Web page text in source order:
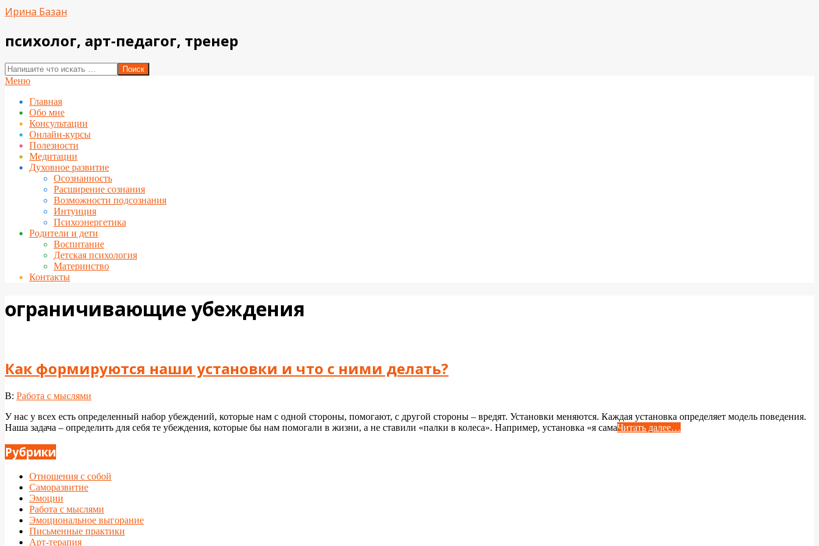
Перейти
Ирина Базан
психолог, арт-педагог, тренер
Поиск
Вторичное
навигации
Меню
Главная
Обо мне
Консультации
Онлайн-курсы
Полезности
Медитации
Духовное развитие
Осознанность
Расширение сознания
Возможности подсознания
Интуиция
Психоэнергетика
Родители и дети
Воспитание
Детская психология
Материнство
Контакты
ограничивающие убеждения
Как формируются наши установки и что с ними делать?
2024-
27
В: Работа с мыслями
У нас у всех есть определенный набор убеждений, которые нам с одной стороны, помогают, с другой стороны – вредят. Установки меняются. Каждая установка определяет модель поведения.
Наша задача – определить для себя те убеждения, которые бы нам помогали в жизни, а не ставили «палки в колеса». Например, установка «я самаЧитать далее…
Рубрики
Отношения с собой
Саморазвитие
Эмоции
Работа с мыслями
Эмоциональное выгорание
Письменные практики
Арт-терапия